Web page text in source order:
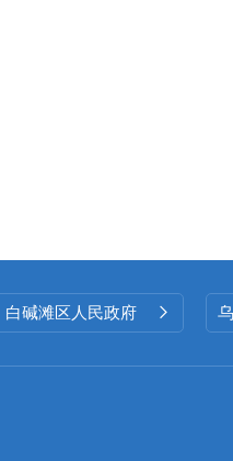
白碱滩区人民政府 